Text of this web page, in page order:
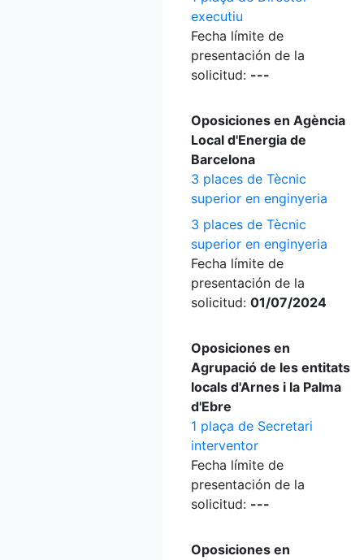
executiu
Fecha límite de
presentación de la
solicitud: ---
Oposiciones en Agència
Local d'Energia de
Barcelona
3 places de Tècnic
superior en enginyeria
3 places de Tècnic
superior en enginyeria
Fecha límite de
presentación de la
solicitud: 01/07/2024
Oposiciones en
Agrupació de les entitats
locals d'Arnes i la Palma
d'Ebre
1 plaça de Secretari
interventor
Fecha límite de
presentación de la
solicitud: ---
Oposiciones en